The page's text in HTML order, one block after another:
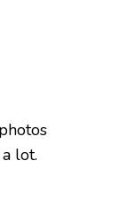
lot.